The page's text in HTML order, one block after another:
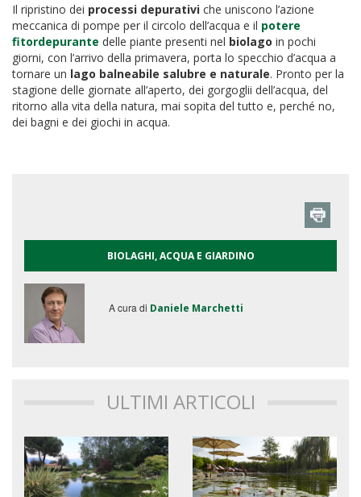
Il ripristino dei processi depurativi che uniscono l’azione
meccanica di pompe per il circolo dell’acqua e il potere
fitordepurante delle piante presenti nel biolago in pochi
giorni, con l’arrivo della primavera, porta lo specchio d’acqua a
tornare un lago balneabile salubre e naturale. Pronto per la
stagione delle giornate all’aperto, dei gorgoglii dell’acqua, del
ritorno alla vita della natura, mai sopita del tutto e, perché no,
dei bagni e dei giochi in acqua.
BIOLAGHI, ACQUA E GIARDINO
A cura di Daniele Marchetti
ULTIMI ARTICOLI